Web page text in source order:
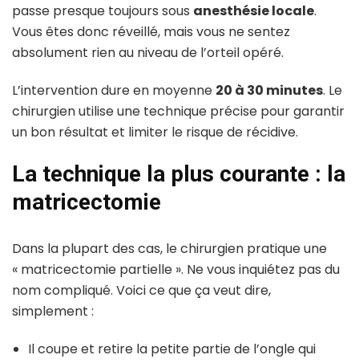
passe presque toujours sous anesthésie locale.
Vous êtes donc réveillé, mais vous ne sentez
absolument rien au niveau de l’orteil opéré.
L’intervention dure en moyenne 20 à 30 minutes. Le
chirurgien utilise une technique précise pour garantir
un bon résultat et limiter le risque de récidive.
La technique la plus courante : la
matricectomie
Dans la plupart des cas, le chirurgien pratique une
« matricectomie partielle ». Ne vous inquiétez pas du
nom compliqué. Voici ce que ça veut dire,
simplement :
Il coupe et retire la petite partie de l’ongle qui